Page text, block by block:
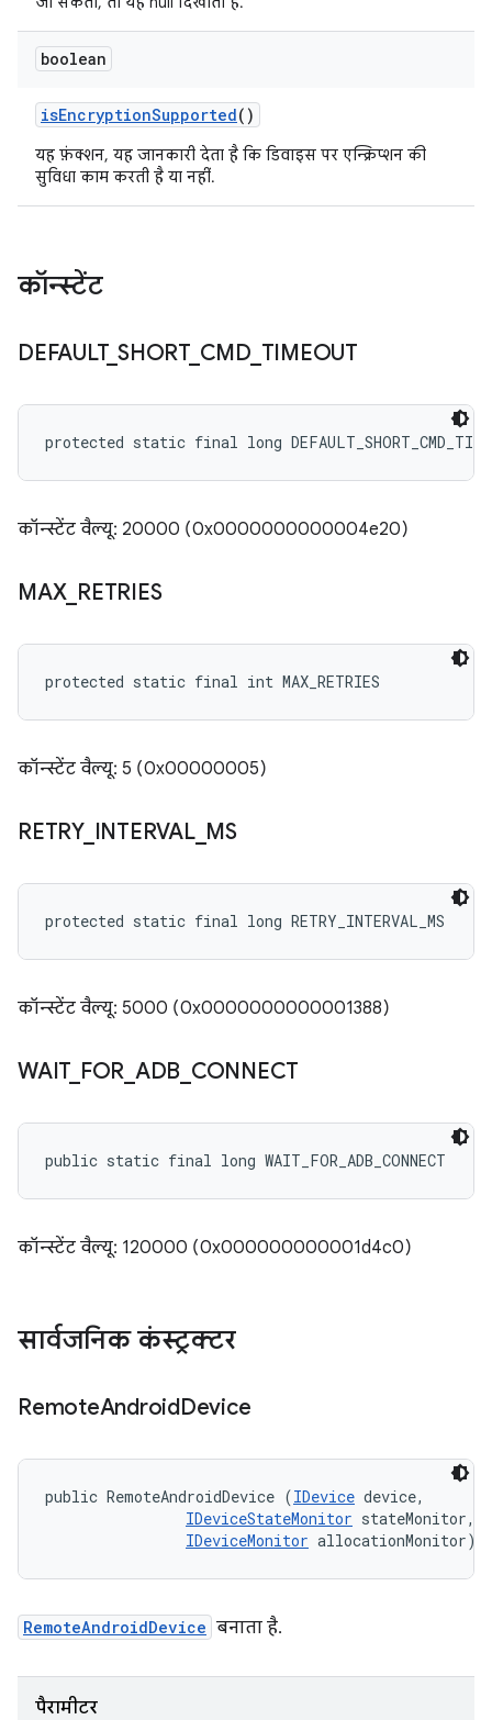
boolean
isEncryptionSupported()
यह फ़ंक्शन, यह जानकारी देता है कि डिवाइस पर एन्क्रिप्शन की
सुविधा काम करती है या नहीं.
कॉन्स्टेंट
DEFAULT_ SHORT_ CMD_ TIMEOUT
protected static final long
कॉन्स्टेंट वैल्यू: 20000 (0x0000000000004e20)
MAX_ RETRIES
protected static final int MAX_RETRIES
कॉन्स्टेंट वैल्यू: 5 (0x00000005)
RETRY_ INTERVAL_ MS
protected static final long RETRY_INTERVAL_MS
कॉन्स्टेंट वैल्यू: 5000 (0x0000000000001388)
WAIT_ FOR ADB CONNECT
public static final long WAIT_FOR_ADB_CONNECT
कॉन्स्टेंट वैल्यू: 120000 (0x000000000001d4c0)
सार्वजनिक कंस्ट्रक्टर
RemoteAndroidDevice
public RemoteAndroidDevice (IDevice device,
IDeviceStateMonitor stateMonitor,
IDeviceMonitor allocationMonitor)
RemoteAndroidDevice बनाता है.
पैरामीटर